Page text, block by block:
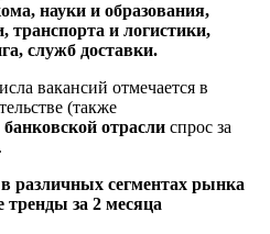
науки и образования,
и логистики,
служб доставки.
вакансий отмечается в
(также
отрасли спрос за
различных сегментах рынка
за 2 месяца